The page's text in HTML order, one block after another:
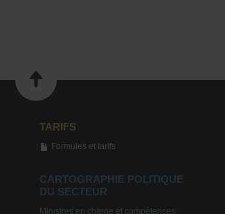
TARIFS
Formules et tarifs
CARTOGRAPHIE POLITIQUE
DU SECTEUR
Ministres en charge et compétences